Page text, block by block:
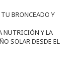
BRONCEADO Y
Y LA
SOLAR DESDE EL